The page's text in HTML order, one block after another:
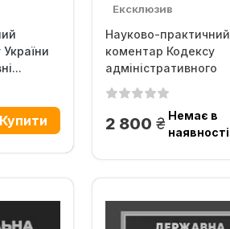
Ексклюзив
Науково-практичний
коментар Кодексу
адміністративного
судочинства України
2 800 грн.
Немає в
наявності